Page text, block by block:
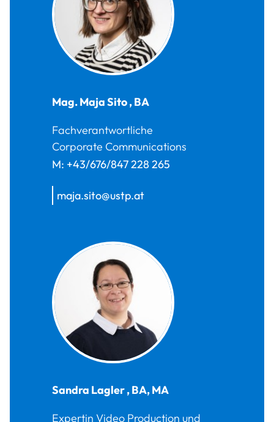
Mag.MajaSito,BA
Fachverantwortliche
Corporate Communications
M: +43/676/847 228 265
maja.sito@ustp.at
Sandra Lagler,BA, MA
Expertin Video Production und